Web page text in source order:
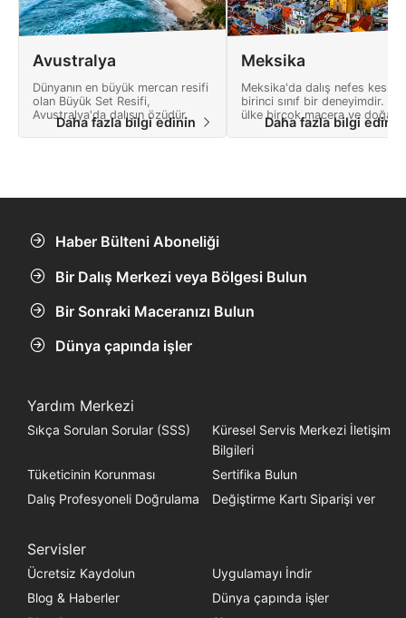
Avustralya
Dünyanın en büyük mercan resifi
olan Büyük Set Resifi,
Avustralya'da dalışın özüdür.
Daha fazla bilgi edinin
Meksika
Meksika'da dalış nefes kesici,
birinci sınıf bir deneyimdir. Bu
ülke birçok macera ve doğa
harikaları dolu bir manzara
sunmaktadır.
Daha fazla bilgi
Haber Bülteni Aboneliği
Bir Dalış Merkezi veya Bölgesi Bulun
Bir Sonraki Maceranızı Bulun
Dünya çapında işler
Yardım Merkezi
Sıkça Sorulan Sorular (SSS)
Küresel Servis Merkezi İletişim
Bilgileri
Tüketicinin Korunması
Sertifika Bulun
Dalış Profesyoneli Doğrulama
Değiştirme Kartı Siparişi ver
Servisler
Ücretsiz Kaydolun
Uygulamayı İndir
Blog & Haberler
Dünya çapında işler